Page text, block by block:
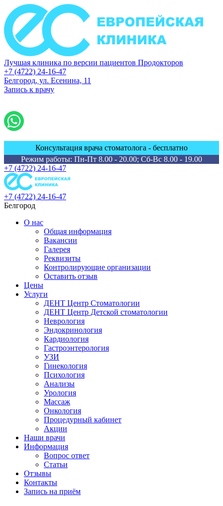
Лучшая клиника по версии пациентов Продокторов
+7 (4722) 24-16-47
Белгород, ул. Есенина, 11
Запись к врачу
Консультация врача стоматолога - бесплатно
Режим работы: Пн-Пт 8.00 - 20.00; Сб-Вс 8.00 - 19.00
+7 (4722) 24-16-47
+7 (4722) 24-16-47
Белгород
О нас
Общая информация
Вакансии
Галерея
Реквизиты
Контролирующие организации
Оставить отзыв
Цены
Услуги
ДЕНТ Центр Стоматологии
ДЕНТ Центр Детской стоматологии
Неврология
Эндокринология
Кардиология
Гастроэнтерология
УЗИ
Гинекология
Психология
Анализы
Урология
Массаж
Онкология
Процедурный кабинет
Акции
Наши врачи
Информация
Вопрос ответ
Статьи
Отзывы
Контакты
Запись на приём